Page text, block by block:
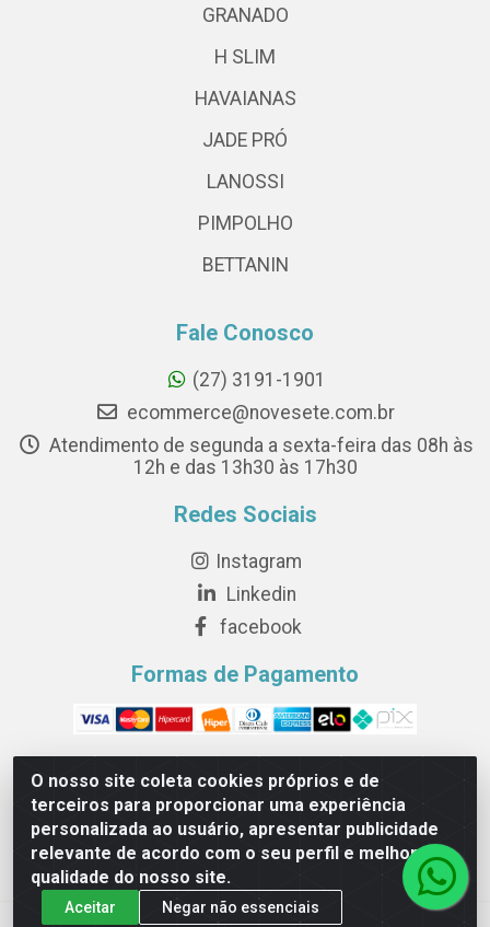
O nosso site coleta cookies próprios e de
terceiros para proporcionar uma experiência
personalizada ao usuário, apresentar publicidade
relevante de acordo com o seu perfil e melhorar a
qualidade do nosso site.
Aceitar Negar não essenciais
GRANADO
H SLIM
HAVAIANAS
JADE PRÓ
LANOSSI
PIMPOLHO
BETTANIN
Fale Conosco
(27) 3191-1901
ecommerce@novesete.com.br
Atendimento de segunda a sexta-feira das 08h às
12h e das 13h30 às 17h30
Redes Sociais
Instagram
Linkedin
facebook
Formas de Pagamento
Novesete Distribuidora LTDA - Avenida Setecentos, S/N,
Terminal Intermodal da Serra, Serra/ES - CEP 29161-414 -
CNPJ 29.479.604/0001-44